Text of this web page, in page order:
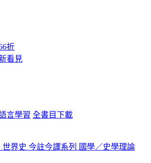
折
看見
言學習 全書目下載
世界史 今註今譯系列 國學／史學理論